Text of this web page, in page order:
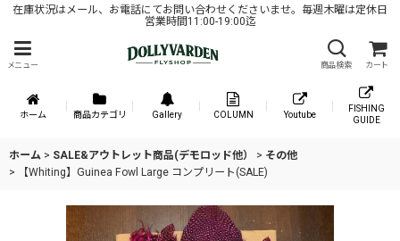
在庫状況はメール、お電話にてお問い合わせくださいませ。毎週木曜は定休日
営業時間11:00-19:00迄
メニュー 商品検索 カート
ホーム 商品カテゴリ Gallery COLUMN Youtube
FISHING
GUIDE
ホーム > SALE&アウトレット商品(デモロッド他） > その他
>
【Whiting】Guinea Fowl Large コンプリート(SALE)